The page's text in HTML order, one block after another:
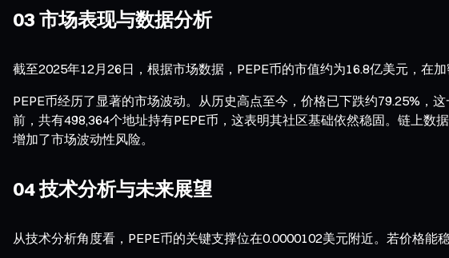
03 市场表现与数据分析
截至2025年12月26日，根据市场数据，PEPE币的市值约为16.8亿美元，在
PEPE币经历了显著的市场波动。从历史高点至今，价格已下跌约79.25%，
前，共有498,364个地址持有PEPE币，这表明其社区基础依然稳固。链上
增加了市场波动性风险。
04 技术分析与未来展望
从技术分析角度看，PEPE币的关键支撑位在0.0000102美元附近。若价格能